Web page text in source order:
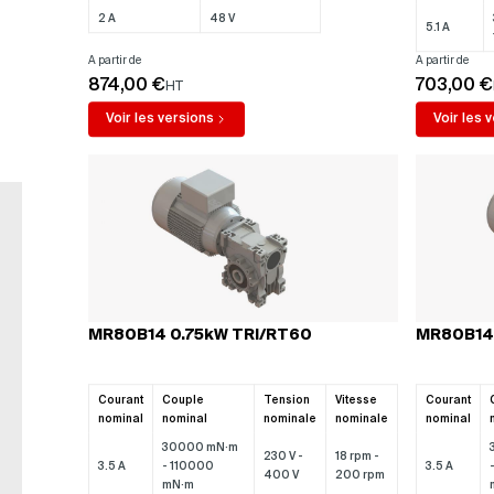
2 A 48 V
A partir de
874,00 €HT
Voir les versions
5.1 A
A partir de
703,00 €
Voir les
MR80B14 0.75kW TRI/RT60
Courant
nominal
Couple
nominal
Tension
nominale
Vitesse
nominale
3.5 A
30000 mN·m
- 110000
mN·m
230 V -
400 V
18 rpm -
200 rpm
Courant
nominal
3.5 A
écoute
Nous